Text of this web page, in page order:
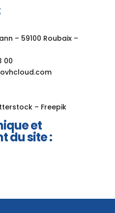
– 59100 Roubaix –
00
– Freepik
et
du site :